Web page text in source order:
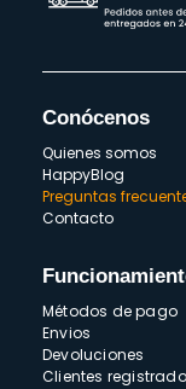
Conócenos
Quienes somos
HappyBlog
Preguntas
Contacto
Métodos de pago
Envios
Devoluciones
Clientes